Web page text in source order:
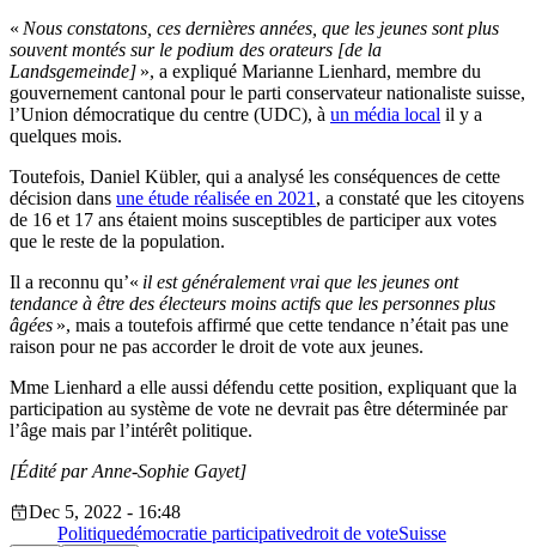
« Nous constatons, ces dernières années, que les jeunes sont plus
souvent montés sur le podium des orateurs [de la
Landsgemeinde] », a expliqué Marianne Lienhard, membre du
gouvernement cantonal pour le parti conservateur nationaliste suisse,
l’Union démocratique du centre (UDC), à un média local il y a
quelques mois.
Toutefois, Daniel Kübler, qui a analysé les conséquences de cette
décision dans une étude réalisée en 2021 , a constaté que les citoyens
de 16 et 17 ans étaient moins susceptibles de participer aux votes
que le reste de la population.
Il a reconnu qu’« il est généralement vrai que les jeunes ont
tendance à être des électeurs moins actifs que les personnes plus
âgées », mais a toutefois affirmé que cette tendance n’était pas une
raison pour ne pas accorder le droit de vote aux jeunes.
Mme Lienhard a elle aussi défendu cette position, expliquant que la
participation au système de vote ne devrait pas être déterminée par
l’âge mais par l’intérêt politique.
[Édité par Anne-Sophie Gayet]
Dec 5, 2022 - 16:48
Politiquedémocratie participativedroit de voteSuisse